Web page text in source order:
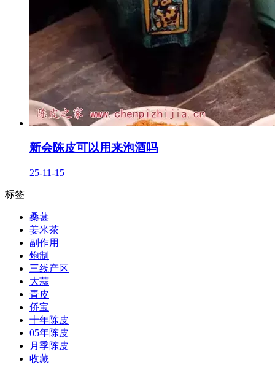
新会陈皮可以用来泡酒吗
25-11-15
标签
桑葚
姜米茶
副作用
炮制
三线产区
大蒜
青皮
侨宝
十年陈皮
05年陈皮
月季陈皮
收藏